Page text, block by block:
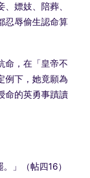
嫖妓、陪葬、
忍辱偷生認命算
命，在「皇帝不
例下，她竟願為
命的英勇事蹟讀
」（帖四16）